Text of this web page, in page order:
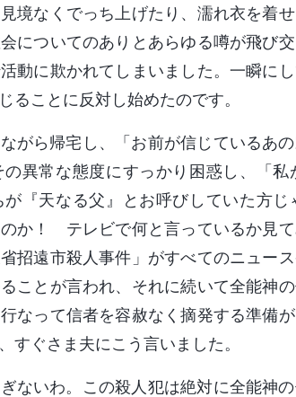
境なくでっち上げたり、濡れ衣を着
についてのありとあらゆる噂が飛び
動に欺かれてしまいました。一瞬に
ることに反対し始めたのです。
がら帰宅し、「お前が信じているあ
異常な態度にすっかり困惑し、「
『天なる父』とお呼びしていた方
のか！ テレビで何と言っているか見
招遠市殺人事件」がすべてのニュー
ことが言われ、それに続いて全能神
なって信者を容赦なく摘発する準備
すぐさま夫にこう言いました。
ぎないわ。この殺人犯は絶対に全能